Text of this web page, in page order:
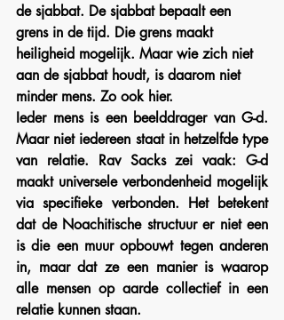
de sjabbat. De sjabbat bepaalt een
grens in de tijd. Die grens maakt
heiligheid mogelijk. Maar wie zich niet
aan de sjabbat houdt, is daarom niet
minder mens. Zo ook hier.
Ieder mens is een beelddrager van G-d.
Maar niet iedereen staat in hetzelfde type
van relatie. Rav Sacks zei vaak: G-d
maakt universele verbondenheid mogelijk
via specifieke verbonden. Het betekent
dat de Noachitische structuur er niet een
is die een muur opbouwt tegen anderen
in, maar dat ze een manier is waarop
alle mensen op aarde collectief in een
relatie kunnen staan.